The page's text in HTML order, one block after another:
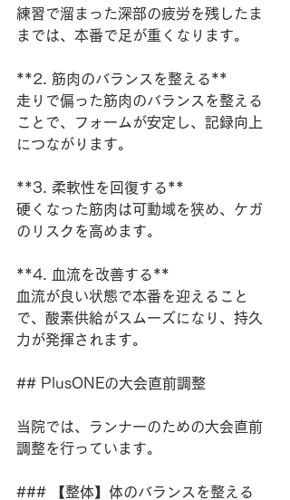
練習で溜まった深部の疲労を残したま
までは、本番で足が重くなります。
**2. 筋肉のバランスを整える**
走りで偏った筋肉のバランスを整える
ことで、フォームが安定し、記録向上
につながります。
**3. 柔軟性を回復する**
硬くなった筋肉は可動域を狭め、ケガ
のリスクを高めます。
**4. 血流を改善する**
血流が良い状態で本番を迎えること
で、酸素供給がスムーズになり、持久
力が発揮されます。
## PlusONEの大会直前調整
当院では、ランナーのための大会直前
調整を行っています。
### 【整体】体のバランスを整える